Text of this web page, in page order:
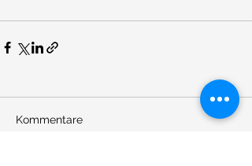
Kommentare